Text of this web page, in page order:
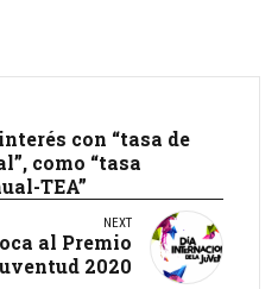
con “tasa de
como “tasa
TEA”
NEXT
al Premio
2020